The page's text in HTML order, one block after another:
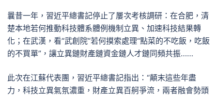
曩昔一年，習近平總書記停止了屢次考核調研：在合肥，清
楚本地若何推動科技體系體例機制立異、加速科技結果轉
化；在武漢，看“武創院”若何摸索處理“點菜的不吃飯，吃飯
的不買單”，讓立異鏈財產鏈資金鏈人才鏈同頻共振……
此次在江蘇代表團，習近平總書記指出：“顛末這些年盡
力，科技立異氣氛濃重，財產立異百舸爭流，兩者融會勢頭